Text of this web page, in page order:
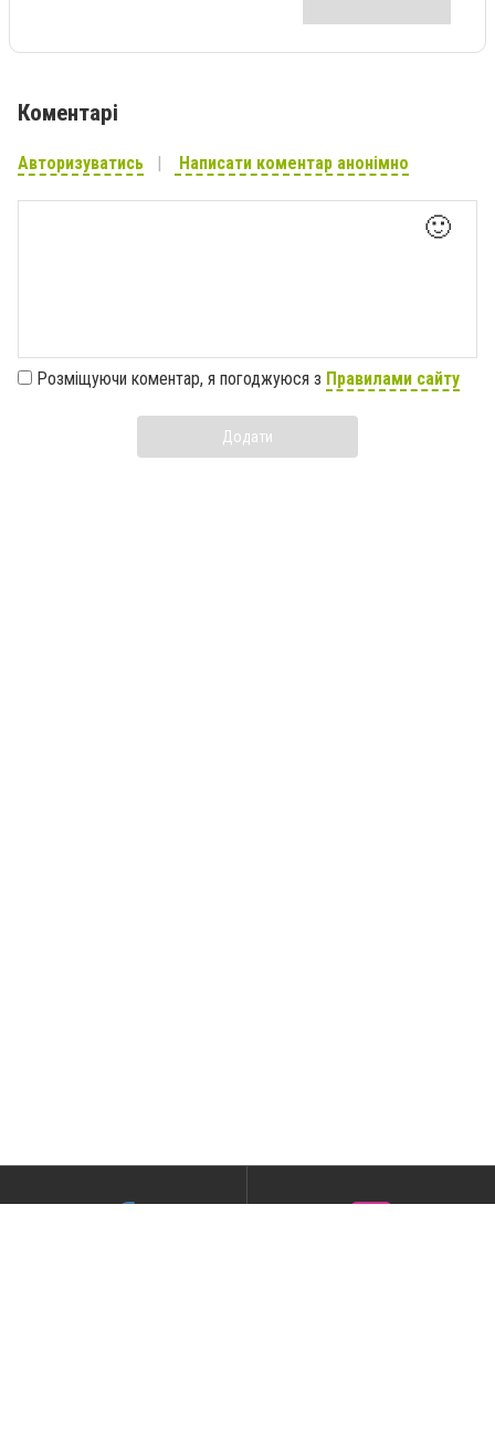
Коментарі
Авторизуватись Написати коментар анонімно
🙂
Розміщуючи коментар, я погоджуюся з Правилами сайту
Додати